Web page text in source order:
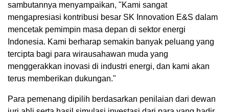
sambutannya menyampaikan, "Kami sangat
mengapresiasi kontribusi besar SK Innovation E&S dalam
mencetak pemimpin masa depan di sektor energi
Indonesia. Kami berharap semakin banyak peluang yang
tercipta bagi para wirausahawan muda yang
menggerakkan inovasi di industri energi, dan kami akan
terus memberikan dukungan."
Para pemenang dipilih berdasarkan penilaian dari dewan